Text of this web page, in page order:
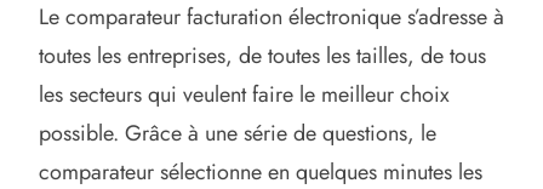
Le comparateur facturation électronique s’adresse à
toutes les entreprises, de toutes les tailles, de tous
les secteurs qui veulent faire le meilleur choix
possible. Grâce à une série de questions, le
comparateur sélectionne en quelques minutes les